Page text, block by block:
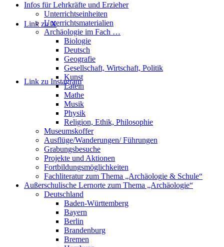
Link zu X
Link zu Instagram
Infos für Lehrkräfte und Erzieher
Unterrichtseinheiten
Unterrichtsmaterialien
Archäologie im Fach …
Biologie
Deutsch
Geografie
Gesellschaft, Wirtschaft, Politik
Kunst
Latein
Mathe
Musik
Physik
Religion, Ethik, Philosophie
Museumskoffer
Ausflüge/Wanderungen/ Führungen
Grabungsbesuche
Projekte und Aktionen
Fortbildungsmöglichkeiten
Fachliteratur zum Thema „Archäologie & Schule“
Außerschulische Lernorte zum Thema „Archäologie“
Deutschland
Baden-Württemberg
Bayern
Berlin
Brandenburg
Bremen